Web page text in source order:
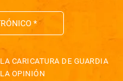
LA CARICATURA DE GUARDIA
LA OPINIÓN